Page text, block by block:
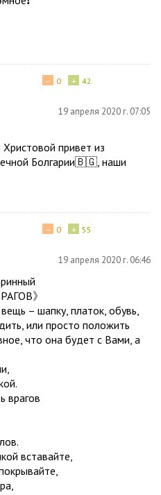
+ 42
− 0
19 апреля 2020 г. 07:05
привет из
Болгарии🇧🇬, наши
+ 55
− 0
19 апреля 2020 г. 06:46
》
– шапку, платок, обувь,
или просто положить
что она будет с Вами, а
врагов
вставайте,